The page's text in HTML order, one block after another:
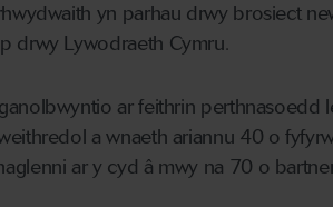
yn parhau drwy brosiect
drwy Lywodraeth Cymru.
ar feithrin perthnasoedd
a wnaeth ariannu 40 o
ar y cyd â mwy na 70 o